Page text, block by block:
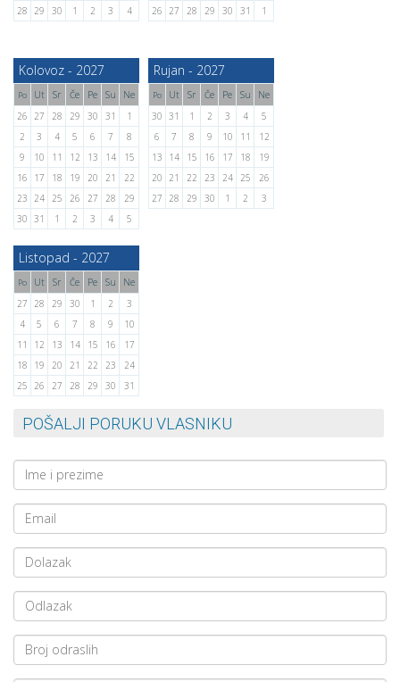
28 29 30 1 2 3 4
26 27 28 29 30 31 1
Kolovoz - 2027
Po Ut Sr Če Pe Su
Ne
26 27 28 29 30 31
1
2
3 4 5 6 7
8
9
10 11 12 13 14
15
16
17 18 19 20 21
22
23 24 25 26 27 28
29
30 31 1 2 3 4 5
Rujan - 2027
Po Ut Sr Če Pe Su
Ne
30 31 1 2 3 4
5
6
7 8 9 10 11
12
13
14 15 16 17 18
19
20 21 22 23 24 25
26
27 28 29 30 1 2 3
Listopad - 2027
Po Ut Sr Če Pe Su
Ne
27 28 29 30 1 2
3
4
5 6 7 8 9
10
11
12 13 14 15 16
17
18
19 20 21 22 23
24
25 26 27 28 29 30 31
POŠALJI PORUKU VLASNIKU